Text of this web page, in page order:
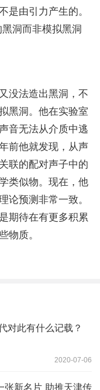
是由引力产生的。
洞而非模拟黑洞
没法造出黑洞，不
黑洞。他在实验室
音无法从介质中逃
前他就发现，从声
联的配对声子中的
类似物。现在，他
论预测非常一致。
期待在有更多积累
物质。
对此有什么记载？
2020-07-06
张新名片 助推天津传